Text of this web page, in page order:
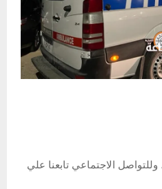
وللتواصل الاجتماعي تابعنا علي